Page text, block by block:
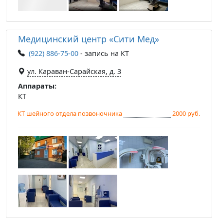
Медицинский центр «Сити Мед»
(922) 886-75-00 - запись на КТ
ул. Караван-Сарайская, д. 3
Аппараты:
КТ
КТ шейного отдела позвоночника 2000 руб.